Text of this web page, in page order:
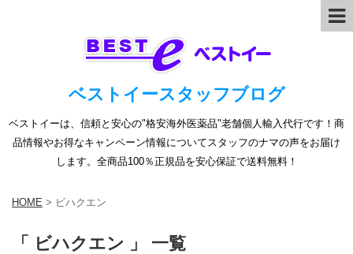
ベストイースタッフブログ
ベストイーは、信頼と安心の"格安海外医薬品"老舗個人輸入代行です！商
品情報やお得なキャンペーン情報についてスタッフのナマの声をお届け
します。全商品100％正規品を安心保証で送料無料！
HOME > ビハクエン
「 ビハクエン 」 一覧